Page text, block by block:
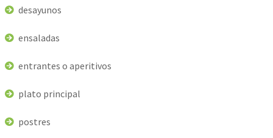
desayunos
ensaladas
entrantes o aperitivos
plato principal
postres